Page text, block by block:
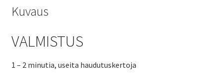
Kuvaus
VALMISTUS
1 – 2 minutia, useita haudutuskertoja